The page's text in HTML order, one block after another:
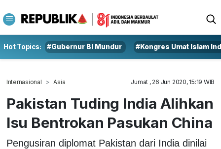
Hot Topics: #Gubernur BI Mundur #Kongres Umat Islam
Internasional Asia Jumat , 26 Jun 2020, 15:19 WIB
Pakistan Tuding India Alihkan
Isu Bentrokan Pasukan China
Pengusiran diplomat Pakistan dari India dinilai